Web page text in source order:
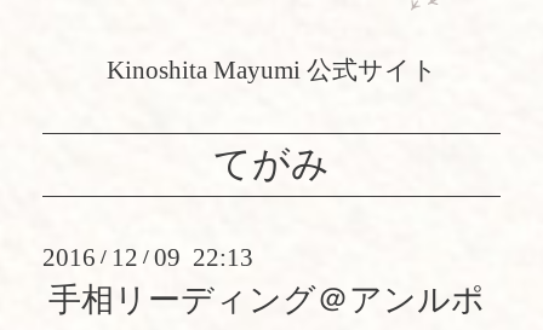
Kinoshita Mayumi 公式サイト
てがみ
2016 / 12 / 09 22:13
手相リーディング＠アンルポ